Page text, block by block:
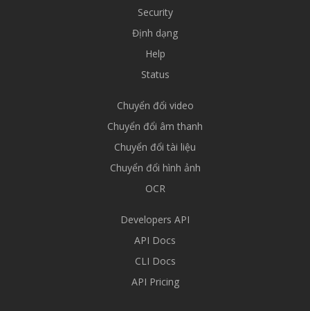
Security
Định dạng
Help
Status
Chuyển đổi video
Chuyển đổi âm thanh
Chuyển đổi tài liệu
Chuyển đổi hình ảnh
OCR
Developers API
API Docs
CLI Docs
API Pricing